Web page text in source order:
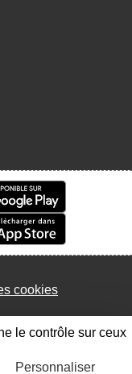
cookies
Connexion
le contrôle sur ceux
Personnaliser